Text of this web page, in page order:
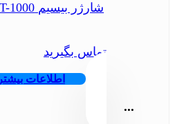
شارژر بیسیم Motorola MT-1000
تماس بگیرید
اطلاعات بیشتر
...